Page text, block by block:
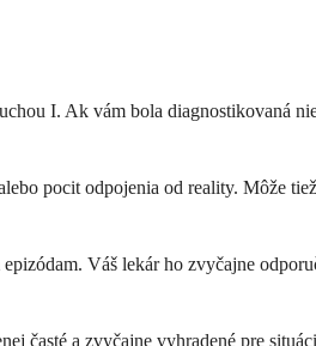
I. Ak vám bola diagnostikovaná
pocit odpojenia od reality. Môže
Váš lekár ho zvyčajne
časté a zvyčajne vyhradené pre